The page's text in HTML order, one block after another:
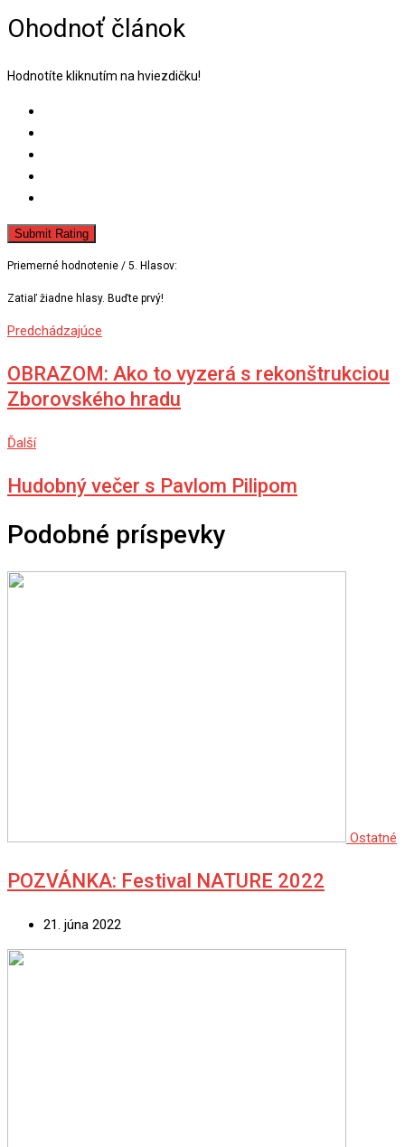
Ohodnoť článok
Hodnotíte kliknutím na hviezdičku!
Submit Rating
Priemerné hodnotenie / 5. Hlasov:
Zatiaľ žiadne hlasy. Buďte prvý!
Predchádzajúce
OBRAZOM: Ako to vyzerá s rekonštrukciou
Zborovského hradu
Ďalší
Hudobný večer s Pavlom Pilipom
Podobné príspevky
Ostatné
POZVÁNKA: Festival NATURE 2022
21. júna 2022